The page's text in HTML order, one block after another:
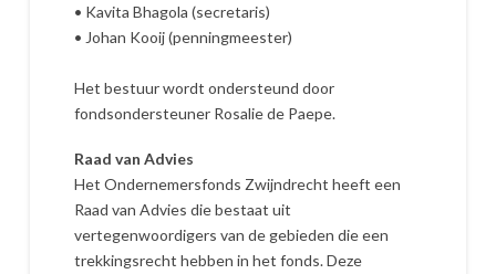
• Kavita Bhagola (secretaris)
• Johan Kooij (penningmeester)
Het bestuur wordt ondersteund door
fondsondersteuner Rosalie de Paepe.
Raad van Advies
Het Ondernemersfonds Zwijndrecht heeft een
Raad van Advies die bestaat uit
vertegenwoordigers van de gebieden die een
trekkingsrecht hebben in het fonds. Deze